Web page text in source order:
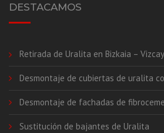
DESTACAMOS
Retirada de Uralita en Bizkaia –
Desmontaje de cubiertas de uralita
Desmontaje de fachadas de
Sustitución de bajantes de Uralita